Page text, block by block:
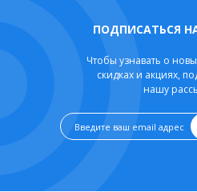
ПОДПИСАТЬСЯ
Чтобы узнавать о
скидках и акциях,
нашу